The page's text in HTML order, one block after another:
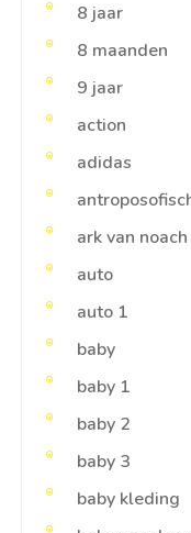
8 jaar
8 maanden
9 jaar
action
adidas
ark van noach
auto
auto 1
baby
baby 1
baby 2
baby 3
baby kleding